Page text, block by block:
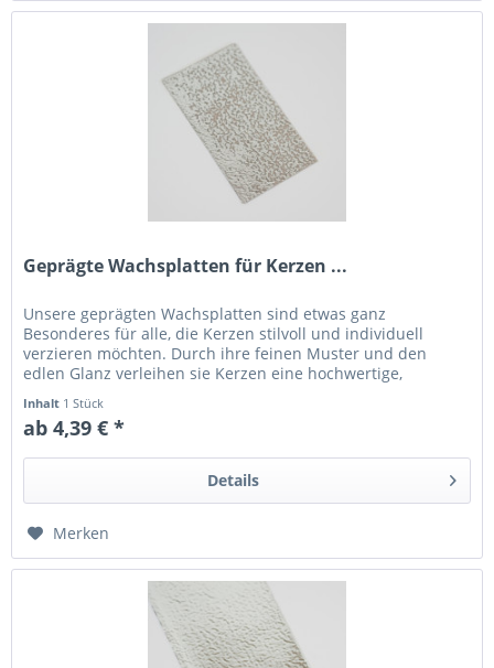
Geprägte Wachsplatten für Kerzen ...
Unsere geprägten Wachsplatten sind etwas ganz
Besonderes für alle, die Kerzen stilvoll und individuell
verzieren möchten. Durch ihre feinen Muster und den
edlen Glanz verleihen sie Kerzen eine hochwertige,
Inhalt 1 Stück
ab 4,39 € *
Details
Merken